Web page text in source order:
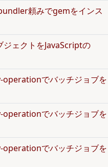
頼みでgemをインス
ェクトをJavaScriptの
でバッチジョブを
でバッチジョブを
でバッチジョブを